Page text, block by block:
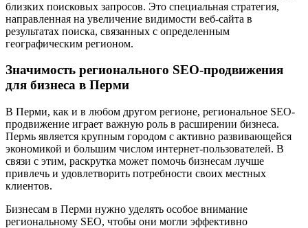
близких поисковых запросов. Это специальная стратегия,
направленная на увеличение видимости веб-сайта в
результатах поиска, связанных с определенным
географическим регионом.
Значимость регионального SEO-продвижения
для бизнеса в Перми
В Перми, как и в любом другом регионе, региональное SEO-
продвижение играет важную роль в расширении бизнеса.
Пермь является крупным городом с активно развивающейся
экономикой и большим числом интернет-пользователей. В
связи с этим, раскрутка может помочь бизнесам лучше
привлечь и удовлетворить потребности своих местных
клиентов.
Бизнесам в Перми нужно уделять особое внимание
региональному SEO, чтобы они могли эффективно